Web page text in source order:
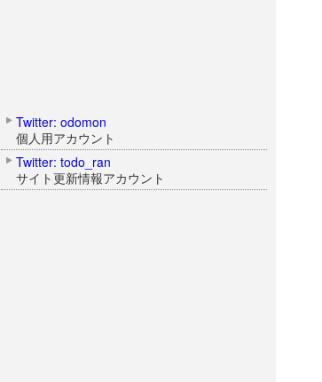
Twitter: odomon
個人用アカウント
Twitter: todo_ran
サイト更新情報アカウント